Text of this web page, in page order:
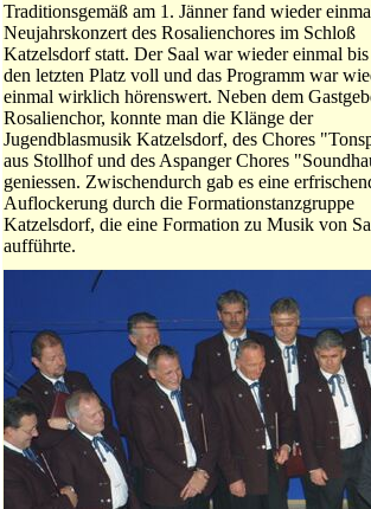
Traditionsgemäß am 1. Jänner fand wieder
Neujahrskonzert des Rosalienchores im Schloß
Katzelsdorf statt. Der Saal war wieder einmal
den letzten Platz voll und das Programm war
einmal wirklich hörenswert. Neben dem
Rosalienchor, konnte man die Klänge der
Jugendblasmusik Katzelsdorf, des Chores
aus Stollhof und des Aspanger Chores
geniessen. Zwischendurch gab es eine
Auflockerung durch die Formationstanzgruppe
Katzelsdorf, die eine Formation zu Musik von
aufführte.